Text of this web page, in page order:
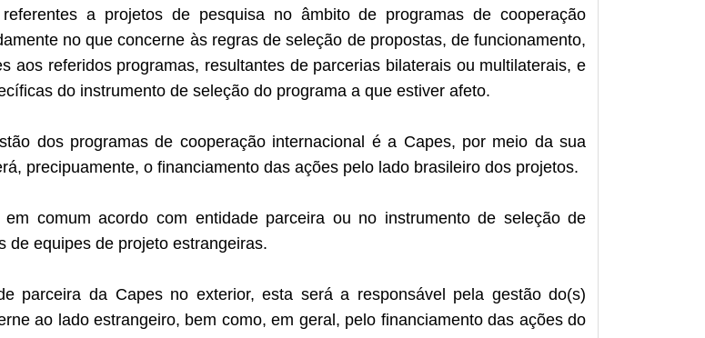
a projetos de pesquisa no âmbito de programasde cooperação
no que concerne às regras de seleção de propostas, de funcionamento,
aos referidos programas, resultantes de parcerias bilaterais ou multilaterais, e
do instrumento de seleção do programa a que estiver afeto.
dos programas de cooperação internacional é a Capes, por meio da sua
precipuamente, o financiamento das ações pelo lado brasileiro dos projetos.
em comum acordo com entidade parceira ou no instrumento de seleção de
de equipes de projeto estrangeiras.
parceira da Capes no exterior, esta será a responsável pela gestão do(s)
ao lado estrangeiro, bem como, em geral, pelo financiamento das ações do